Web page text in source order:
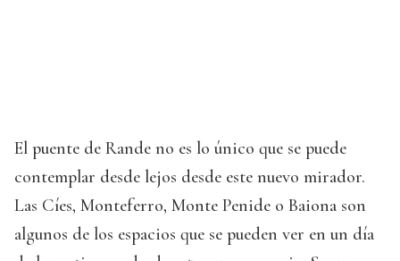
El puente de Rande no es lo único que se puede
contemplar desde lejos desde este nuevo mirador.
Las Cíes, Monteferro, Monte Penide o Baiona son
algunos de los espacios que se pueden ver en un día